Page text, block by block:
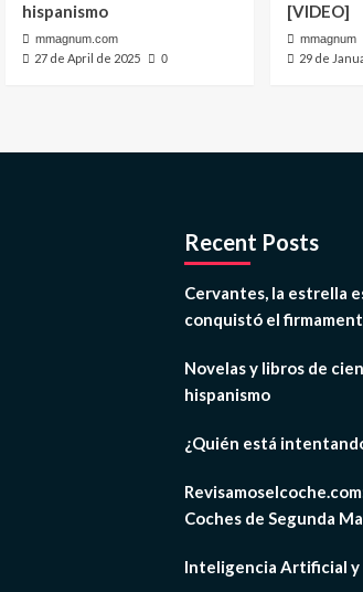
hispanismo
mmagnum.com
27 de April de 2025 0
[VIDEO]
mmagnum
29 de
Recent Posts
Cervantes, la estrella
conquistó el
Novelas y libros de
hispanismo
¿Quién está
Coches de Segunda
Inteligencia Artificial y